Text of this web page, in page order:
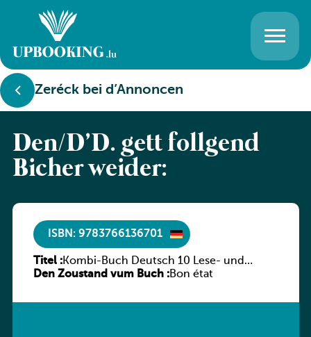
Zeréck bei d’Annoncen
Den/D’D. gëtt follgend
Bicher weider:
ISBN: 9783766136701
Titel :Kombi-Buch Deutsch 10 Lese- und
Sprachbuch
Den Zoustand vum Buch :Bon état